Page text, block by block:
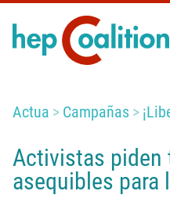
Actua Campañas
Activistas piden
asequibles para